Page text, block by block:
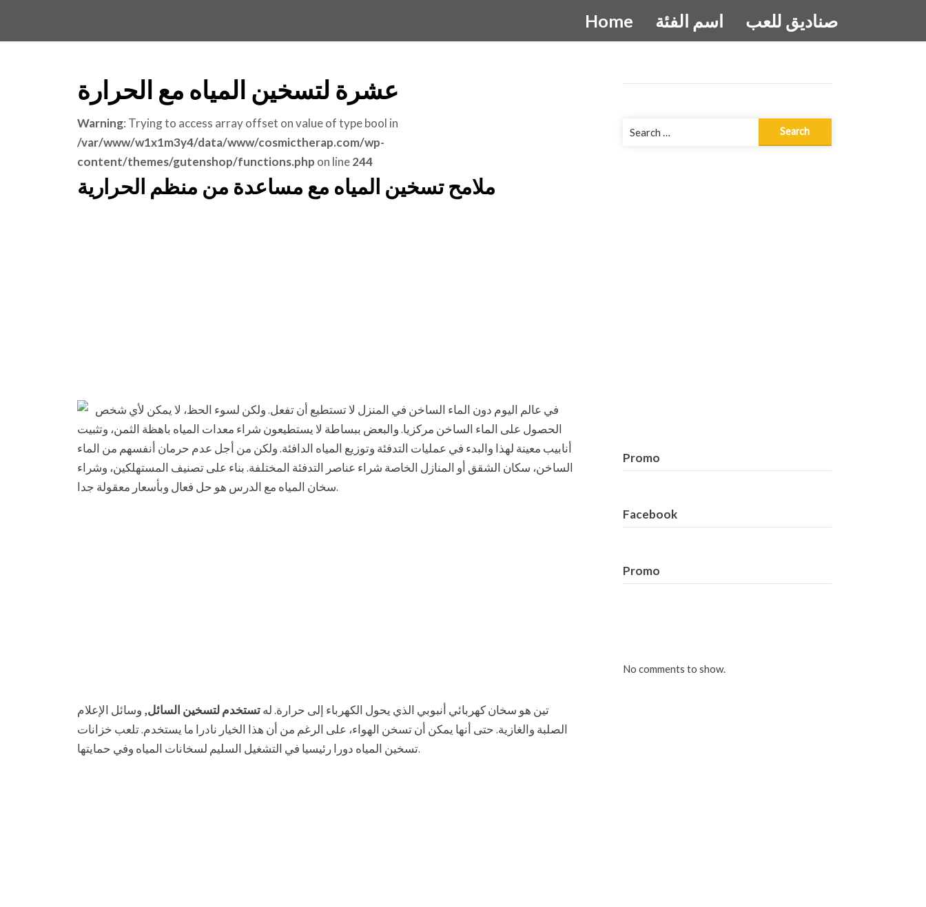
Home اسم الفئة صناديق للعب
عشرة لتسخين المياه مع الحرارة
Warning: Trying to access array offset on value of type bool in
/var/www/w1x1m3y4/data/www/cosmictherap.com/wp-
content/themes/gutenshop/functions.php on line244
ملامح تسخين المياه مع مساعدة من منظم الحرارية
في عالم اليوم دون الماء الساخن في المنزل لا تستطيع أن تفعل. ولكن لسوء الحظ، لا يمكن لأي شخص
الحصول على الماء الساخن مركزيا. والبعض ببساطة لا يستطيعون شراء معدات المياه باهظة الثمن، وتثبيت
أنابيب معينة لهذا والبدء في عمليات التدفئة وتوزيع المياه الدافئة. ولكن من أجل عدم حرمان أنفسهم من الماء
الساخن، سكان الشقق أو المنازل الخاصة شراء عناصر التدفئة المختلفة. بناء على تصنيف المستهلكين، وشراء
سخان المياه مع الدرس هو حل فعال وبأسعار معقولة جدا.
تين هو سخان كهربائي أنبوبي الذي يحول الكهرباء إلى حرارة. لهتستخدم لتسخين السائل, وسائل الإعلام
الصلبة والغازية. حتى أنها يمكن أن تسخن الهواء، على الرغم من أن هذا الخيار نادرا ما يستخدم. تلعب خزانات
تسخين المياه دورا رئيسيا في التشغيل السليم لسخانات المياه وفي حمايتها.
Promo
Facebook
Promo
No comments to show.